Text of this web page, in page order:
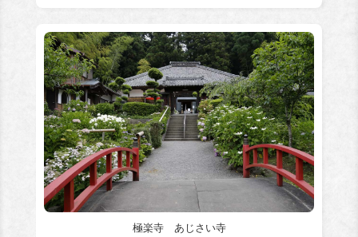
極楽寺 あじさい寺